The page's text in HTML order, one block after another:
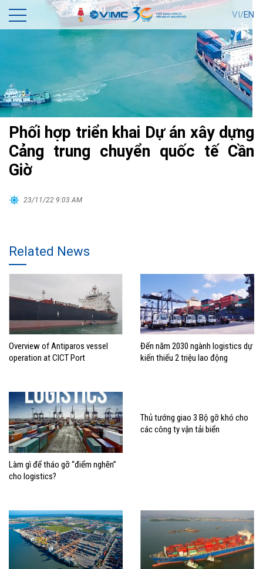
VI/EN
Phối hợp triển khai Dự án xây dựng
Cảng trung chuyển quốc tế Cần
Giờ
23/11/22 9:03 AM
Related News
Overview of Antiparos vessel
operation at CICT Port
Đến năm 2030 ngành logistics dự
kiến thiếu 2 triệu lao động
Làm gì để tháo gỡ “điểm nghẽn”
cho logistics?
Thủ tướng giao 3 Bộ gỡ khó cho
các công ty vận tải biển